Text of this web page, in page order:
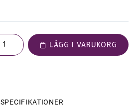
LÄGG I VARUKORG
SPECIFIKATIONER